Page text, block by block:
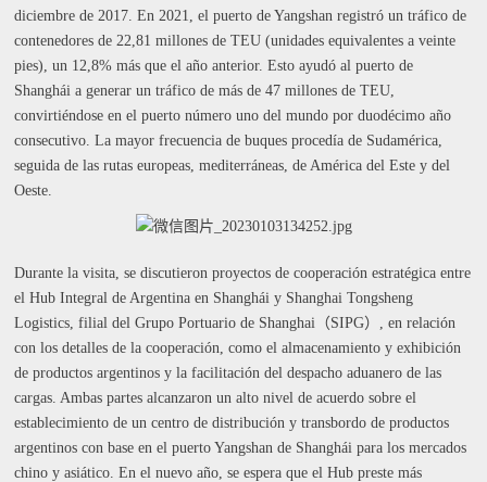
diciembre de 2017. En 2021, el puerto de Yangshan registró un tráfico de
contenedores de 22,81 millones de TEU (unidades equivalentes a veinte
pies), un 12,8% más que el año anterior. Esto ayudó al puerto de
Shanghái a generar un tráfico de más de 47 millones de TEU,
convirtiéndose en el puerto número uno del mundo por duodécimo año
consecutivo. La mayor frecuencia de buques procedía de Sudamérica,
seguida de las rutas europeas, mediterráneas, de América del Este y del
Oeste.
Durante la visita, se discutieron proyectos de cooperación estratégica entre
el Hub Integral de Argentina en Shanghái y Shanghai Tongsheng
Logistics, filial del Grupo Portuario de Shanghai（SIPG）, en relación
con los detalles de la cooperación, como el almacenamiento y exhibición
de productos argentinos y la facilitación del despacho aduanero de las
cargas. Ambas partes alcanzaron un alto nivel de acuerdo sobre el
establecimiento de un centro de distribución y transbordo de productos
argentinos con base en el puerto Yangshan de Shanghái para los mercados
chino y asiático. En el nuevo año, se espera que el Hub preste más